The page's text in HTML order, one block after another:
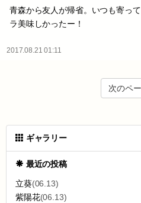
青森から友人が帰省。いつも寄っ
ラ美味しかったー！
2017.08.21 01:11
次のペ
ギャラリー
最近の投稿
立葵(06.13)
紫陽花(06.13)